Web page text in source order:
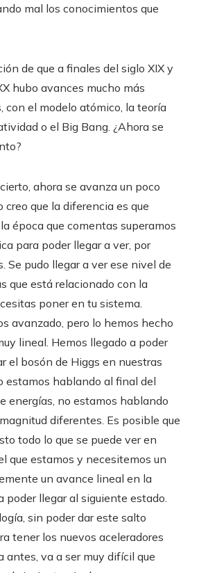
mal los conocimientos que
de que a finales del siglo XIX y
hubo avances mucho más
con el modelo atómico, la teoría
o el Big Bang. ¿Ahora se
ahora se avanza un poco
creo que la diferencia es que
época que comentas superamos
para poder llegar a ver, por
Se pudo llegar a ver ese nivel de
que está relacionado con la
poner en tu sistema.
avanzado, pero lo hemos hecho
lineal. Hemos llegado a poder
el bosón de Higgs en nuestras
estamos hablando al final del
energías, no estamos hablando
diferentes. Es posible que
todo lo que se puede ver en
que estamos y necesitemos un
un avance lineal en la
poder llegar al siguiente estado.
sin poder dar este salto
tener los nuevos aceleradores
antes, va a ser muy difícil que